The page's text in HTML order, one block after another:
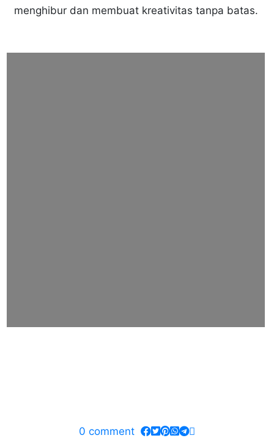
menghibur dan membuat kreativitas tanpa batas.
0 comment